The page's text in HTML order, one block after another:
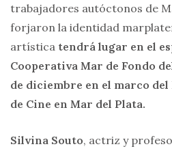
trabajadores autóctonos de
forjaron la identidad
artística tendrá lugar en el
Cooperativa Mar de Fondo
de diciembre en el marco
de Cine en Mar del Plata.
Silvina Souto, actriz y